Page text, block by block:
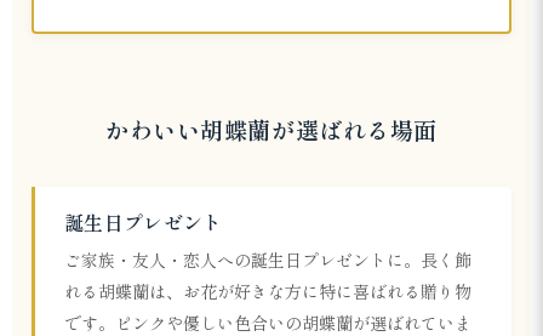
かわいい胡蝶蘭が選ばれる場面
誕生日プレゼント
ご家族・友人・恋人への誕生日プレゼントに。長く飾
れる胡蝶蘭は、お花が好きな方に特に喜ばれる贈り物
です。ピンクや優しい色合いの胡蝶蘭が選ばれていま